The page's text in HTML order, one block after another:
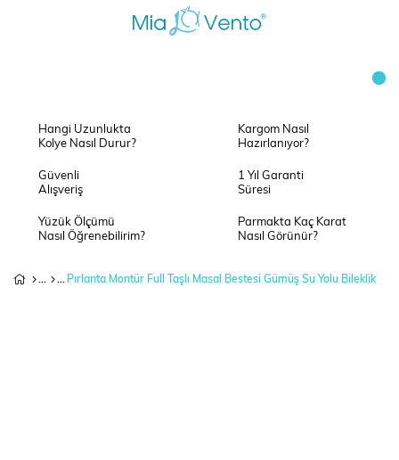
Hangi Uzunlukta
Kolye Nasıl Durur?
Kargom Nasıl
Hazırlanıyor?
Güvenli
Alışveriş
1 Yıl Garanti
Süresi
Yüzük Ölçümü
Nasıl Öğrenebilirim?
Parmakta Kaç Karat
Nasıl Görünür?
Pırlanta Montür Full Taşlı Masal Bestesi Gümüş Su Yolu Bileklik